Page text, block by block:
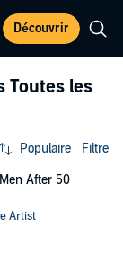
Découvrir
Toutes les
Populaire Filtre
After 50
Artist